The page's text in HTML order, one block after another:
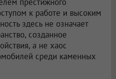
к работе и высоким
здесь не означает
созданное
а не хаос
среди каменных